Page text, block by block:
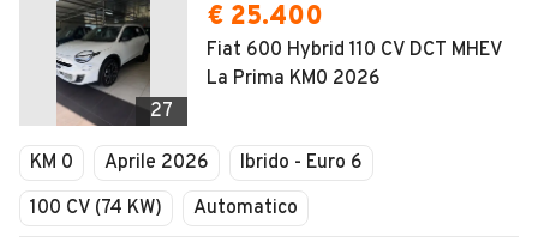
27
€ 25.400
Fiat 600 Hybrid 110 CV DCT MHEV
La Prima KM0 2026
KM 0 Aprile 2026
Ibrido - Euro 6
100 CV (74 KW)
Automatico